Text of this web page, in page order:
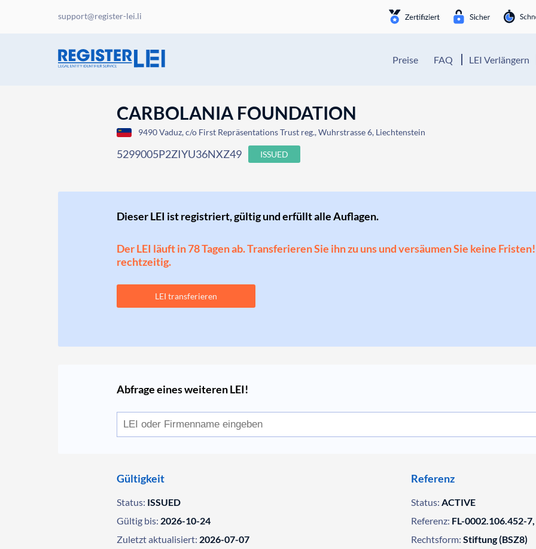
support@register-lei.li
Preise FAQ LEI Verlängern
CARBOLANIA FOUNDATION
9490 Vaduz, c/o First Repräsentations Trust reg., Wuhrstrasse 6, Liechtenstein
5299005P2ZIYU36NXZ49 ISSUED
Dieser LEI ist registriert, gültig und erfüllt alle Auflagen.
Der LEI läuft in 78 Tagen ab. Transferieren Sie ihn zu uns und versäumen Sie keine
rechtzeitig.
LEI transferieren
Abfrage eines weiteren LEI!
Gültigkeit
Status: ISSUED
Gültig bis: 2026-10-24
Zuletzt aktualisiert: 2026-07-07
Referenz
Status: ACTIVE
Referenz: FL-0002.106.452-
Rechtsform: Stiftung (BSZ8)